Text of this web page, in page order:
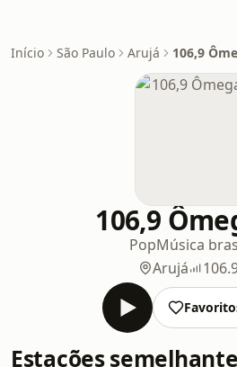
Início São Paulo Arujá 106,9
106,9
PopMúsica
Arujá
Estações